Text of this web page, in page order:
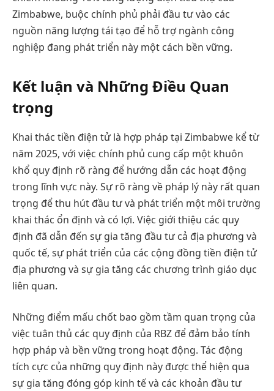
Zimbabwe, buộc chính phủ phải đầu tư vào các
nguồn năng lượng tái tạo để hỗ trợ ngành công
nghiệp đang phát triển này một cách bền vững.
Kết luận và Những Điều Quan
trọng
Khai thác tiền điện tử là hợp pháp tại Zimbabwe kể từ
năm 2025, với việc chính phủ cung cấp một khuôn
khổ quy định rõ ràng để hướng dẫn các hoạt động
trong lĩnh vực này. Sự rõ ràng về pháp lý này rất quan
trọng để thu hút đầu tư và phát triển một môi trường
khai thác ổn định và có lợi. Việc giới thiệu các quy
định đã dẫn đến sự gia tăng đầu tư cả địa phương và
quốc tế, sự phát triển của các cộng đồng tiền điện tử
địa phương và sự gia tăng các chương trình giáo dục
liên quan.
Những điểm mấu chốt bao gồm tầm quan trọng của
việc tuân thủ các quy định của RBZ để đảm bảo tính
hợp pháp và bền vững trong hoạt động. Tác động
tích cực của những quy định này được thể hiện qua
sự gia tăng đóng góp kinh tế và các khoản đầu tư